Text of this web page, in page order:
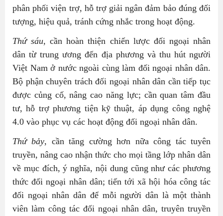
phân phối viện trợ, hỗ trợ giải ngân đảm bảo đúng đối
tượng, hiệu quả, tránh cứng nhắc trong hoạt động.
Thứ sáu, cần hoàn thiện chiến lược đối ngoại nhân
dân từ trung ương đến địa phương và thu hút người
Việt Nam ở nước ngoài cùng làm đối ngoại nhân dân.
Bộ phận chuyên trách đối ngoại nhân dân cần tiếp tục
được củng cố, nâng cao năng lực; cần quan tâm đầu
tư, hỗ trợ phương tiện kỹ thuật, áp dụng công nghệ
4.0 vào phục vụ các hoạt động đối ngoại nhân dân.
Thứ bảy, cần tăng cường hơn nữa công tác tuyên
truyền, nâng cao nhận thức cho mọi tầng lớp nhân dân
về mục đích, ý nghĩa, nội dung cũng như các phương
thức đối ngoại nhân dân; tiến tới xã hội hóa công tác
đối ngoại nhân dân để mỗi người dân là một thành
viên làm công tác đối ngoại nhân dân, truyên truyền